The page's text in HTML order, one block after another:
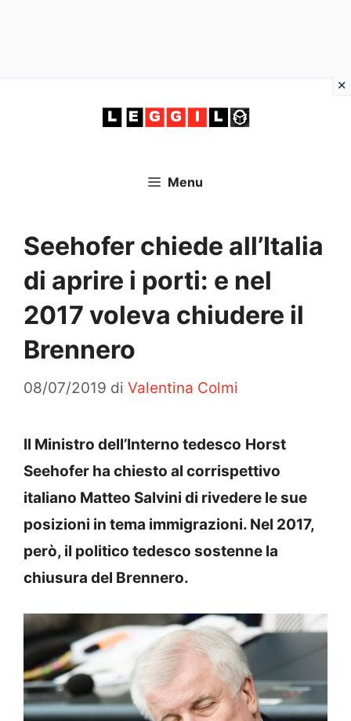
Menu
Seehofer chiede all’Italia
di aprire i porti: e nel
2017 voleva chiudere il
Brennero
08/07/2019 di Valentina Colmi
Il Ministro dell’Interno tedesco Horst
Seehofer ha chiesto al corrispettivo
italiano Matteo Salvini di rivedere le sue
posizioni in tema immigrazioni. Nel 2017,
però, il politico tedesco sostenne la
chiusura del Brennero.